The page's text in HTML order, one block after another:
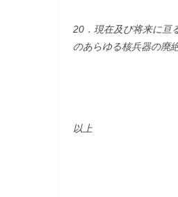
20．現在及び将来に亘
のあらゆる核兵器の廃絶
以上